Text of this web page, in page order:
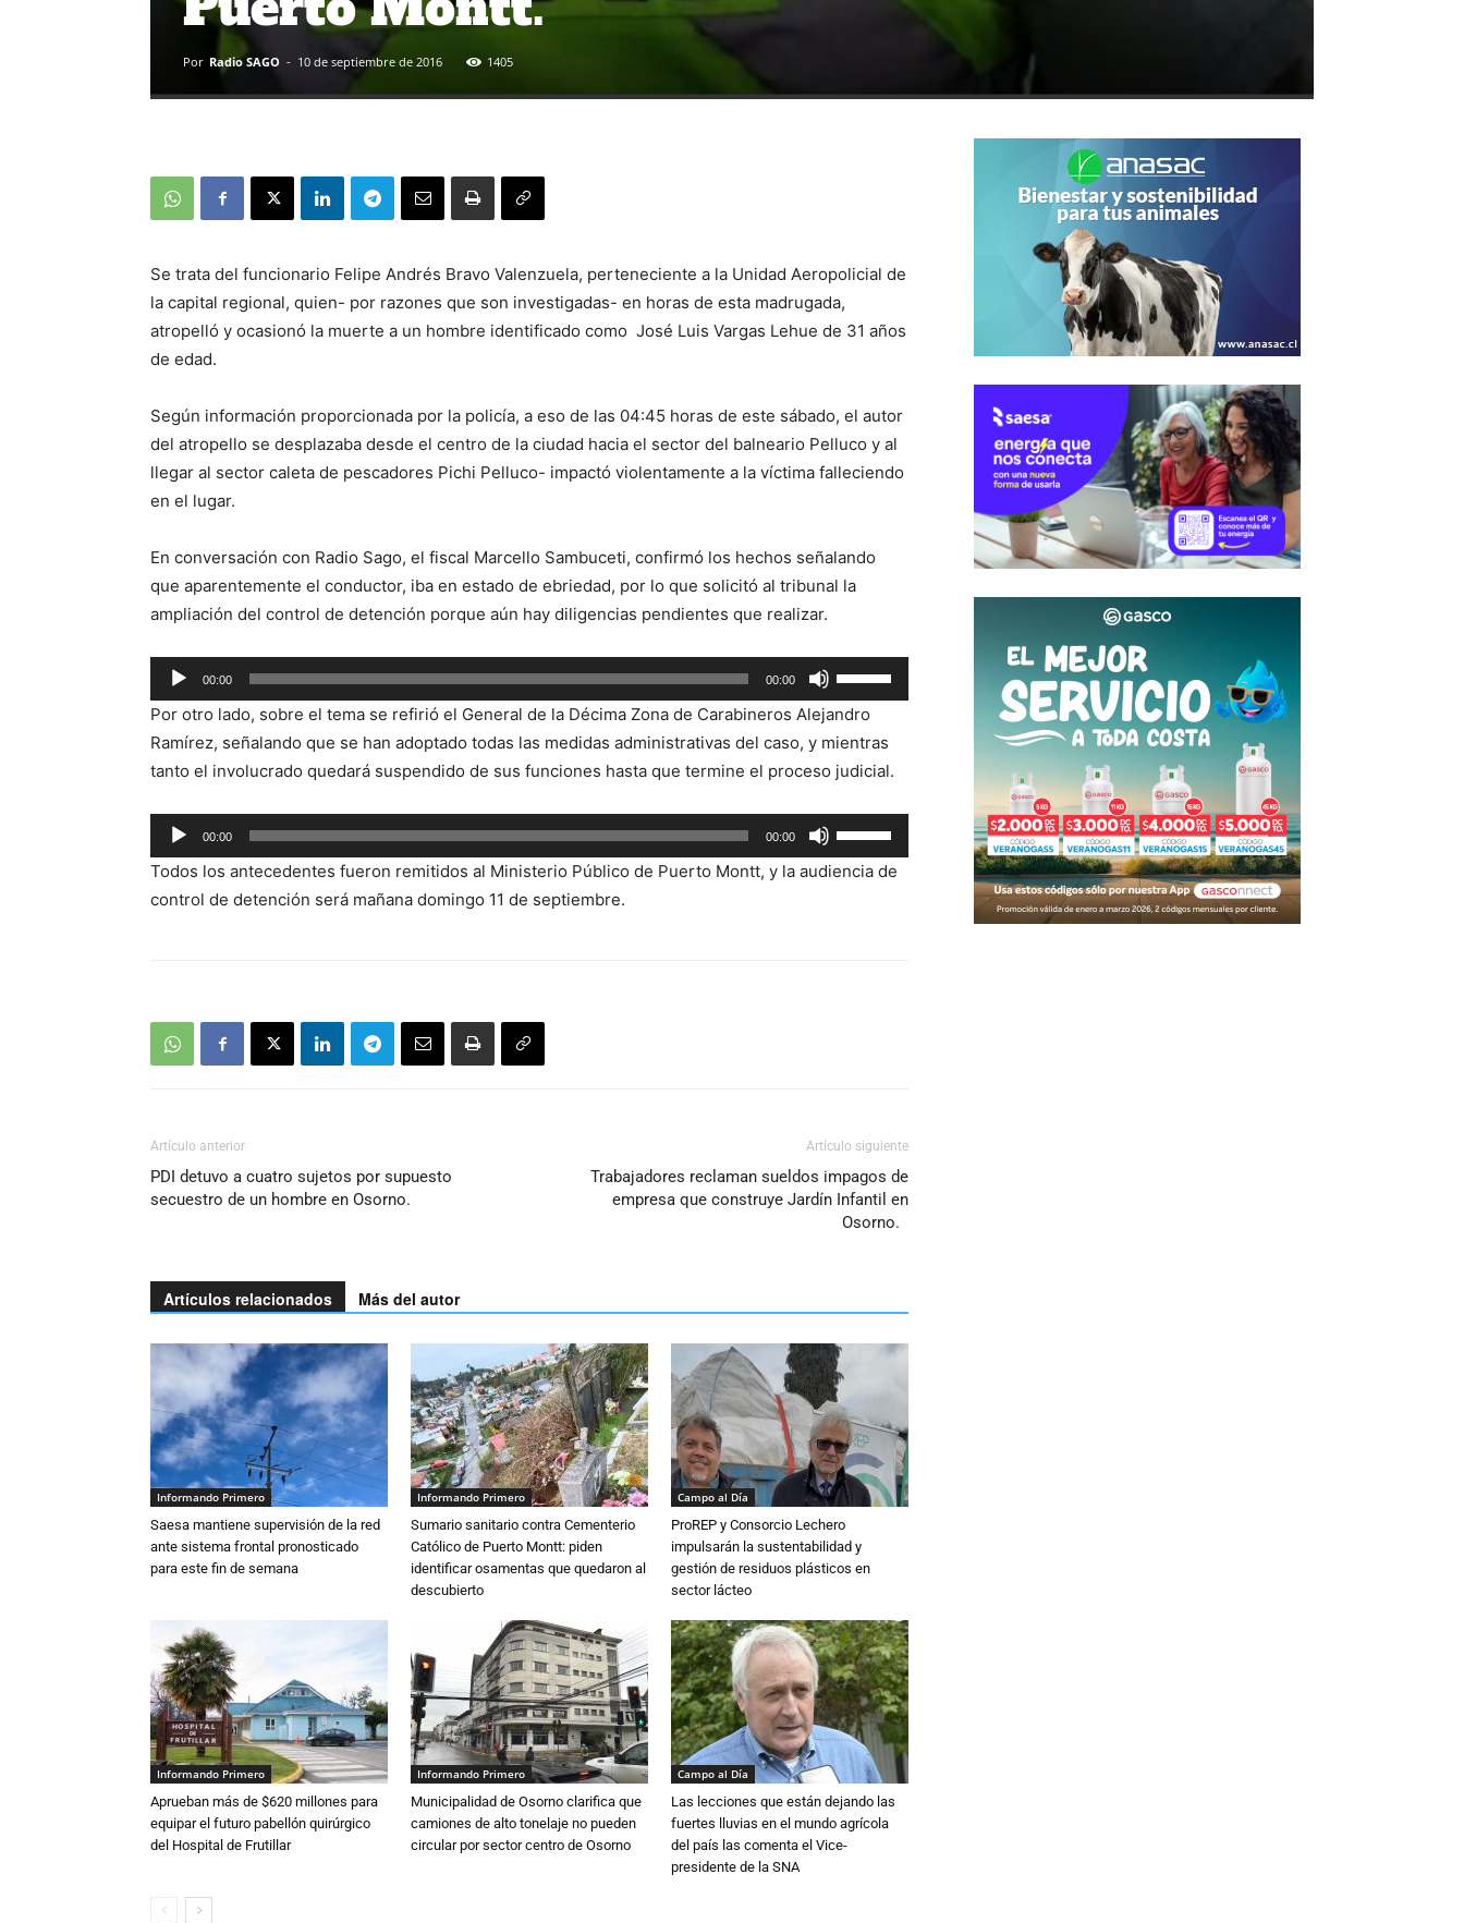
Por Radio SAGO - 10 de septiembre de 2016 1405
Se trata del funcionario Felipe Andrés Bravo Valenzuela, perteneciente a la Unidad Aeropolicial de
la capital regional, quien- por razones que son investigadas- en horas de esta madrugada,
atropelló y ocasionó la muerte a un hombre identificado como José Luis Vargas Lehue de 31 años
de edad.
Según información proporcionada por la policía, a eso de las 04:45 horas de este sábado, el autor
del atropello se desplazaba desde el centro de la ciudad hacia el sector del balneario Pelluco y al
llegar al sector caleta de pescadores Pichi Pelluco- impactó violentamente a la víctima falleciendo
en el lugar.
En conversación con Radio Sago, el fiscal Marcello Sambuceti, confirmó los hechos señalando
que aparentemente el conductor, iba en estado de ebriedad, por lo que solicitó al tribunal la
ampliación del control de detención porque aún hay diligencias pendientes que realizar.
Reproductor
de
audio
00:00 00:00
las
teclas
de
flecha
arriba/abajo
para
aumentar
Por otro lado, sobre el tema se refirió el General de la Décima Zona de Carabineros Alejandro
Ramírez, señalando que se han adoptado todas las medidas administrativas del caso, y mientras
tanto el involucrado quedará suspendido de sus funciones hasta que termine el proceso judicial.
Reproductor
de
audio
00:00 00:00
las
teclas
volumen.
Todos los antecedentes fueron remitidos al Ministerio Público de Puerto Montt, y la audiencia de
control de detención será mañana domingo 11 de septiembre.
Artículo anterior
PDI detuvo a cuatro sujetos por supuesto
secuestro de un hombre en Osorno.
Artículo siguiente
Trabajadores reclaman sueldos impagos de
empresa que construye Jardín Infantil en
Osorno.
Artículos relacionados Más del autor
Informando Primero
Saesa mantiene supervisión de la red
ante sistema frontal pronosticado
para este fin de semana
Informando Primero
Sumario sanitario contra Cementerio
Católico de Puerto Montt: piden
identificar osamentas que quedaron al
descubierto
Campo al Día
ProREP y Consorcio Lechero
impulsarán la sustentabilidad y
gestión de residuos plásticos en
sector lácteo
Informando Primero
Aprueban más de $620 millones para
equipar el futuro pabellón quirúrgico
del Hospital de Frutillar
Informando Primero
Municipalidad de Osorno clarifica que
camiones de alto tonelaje no pueden
circular por sector centro de Osorno
Campo al Día
Las lecciones que están dejando las
fuertes lluvias en el mundo agrícola
del país las comenta el Vice-
presidente de la SNA